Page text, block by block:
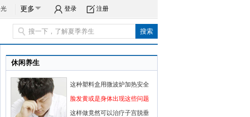
更多 登录 注册
休闲养生
这种塑料盒用微波炉加热安全
脸发黄或是身体出现这些问题
这样做竟然可以治疗子宫脱垂